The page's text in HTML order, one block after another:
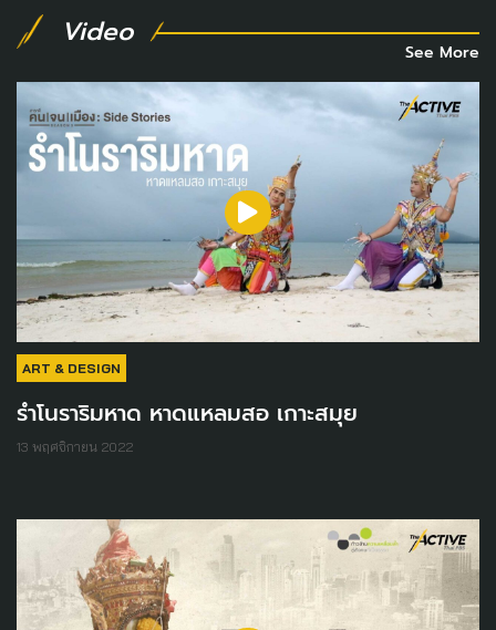
Video
See More
ART & DESIGN
รำโนราริมหาด หาดแหลมสอ เกาะสมุย
13 พฤศจิกายน 2022